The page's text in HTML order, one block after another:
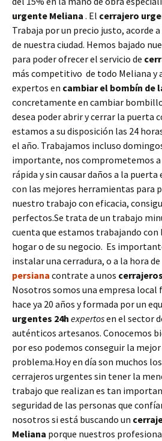
urgente Meliana . El cerrajero
Trabaja por un precio justo, acorde
de nuestra ciudad. Hemos bajado
para poder ofrecer el servicio de
más competitivo de todo Meliana y
expertos en cambiar el bombín de
concretamente en cambiar
desea poder abrir y cerrar la puerta
estamos a su disposición las 24
el año. Trabajamos incluso
importante, nos comprometemos
rápida y sin causar daños a la
con las mejores herramientas para
nuestro trabajo con eficacia,
perfectos.Se trata de un trabajo
cuenta que estamos trabajando con
hogar o de su negocio. Es
instalar una cerradura, o a la hora de
persiana contrate a unos
Nosotros somos una empresa local
hace ya 20 años y formada por un
urgentes 24h expertosen el sector
auténticos artesanos. Conocemos
por eso podemos conseguir la
problema.Hoy en día son muchos
cerrajeros urgentes sin tener la
trabajo que realizan es tan
seguridad de las personas que
nosotros si está buscando un
Meliana porque nuestros